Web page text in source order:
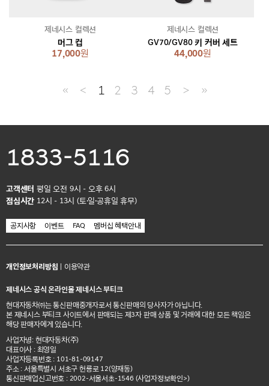
머그 컵
17,000원
제네시스 컬렉션
GV70/GV80 키 커버 세트
44,000원
제네시스 컬렉션
≪ ＜ 1 2 3 4 5 ＞ ≫
1833-5116
고객센터 평일 오전 9시 - 오후 6시
점심시간 12시 - 13시 (토·일·공휴일 휴무)
공지사항 이벤트 FAQ 멤버십 혜택안내
개인정보처리방침 이용약관
제네시스 공식 온라인몰 제네시스 부티크
현대자동차㈜는 통신판매중개자로서 통신판매의 당사자가 아닙니다.
본 제네시스 부티크 사이트에서 판매되는 제3자 판매 상품 및 거래에 대한 모든 책임은
해당 판매자에게 있습니다.
사업자명: 현대자동차(주)
대표이사 : 최영일
사업자등록번호 : 101-81-09147
주소 : 서울특별시 서초구 헌릉로 12(양재동)
통신판매업신고번호 : 2002-서울서초-1546 (사업자정보확인>)